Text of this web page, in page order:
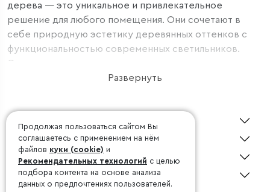
дерева — это уникальное и привлекательное
решение для любого помещения. Они сочетают в
себе природную эстетику деревянных оттенков с
функциональностью современных светильников.
Одним из главных преимуществ таких светильников
является их натуральный вид. Арматура цвета
теплоту и уют, создавая атмосферу комфорта в
помещении. Этот оттенок дерева добавляет
интерьеру нотку природной красоты. Также
светильники обладают высокой функциональностью.
Они обеспечивают равномерное и приятное
освещение, создавая комфортную обстановку как
Развернуть
Покупателю
Дизайнерам
Консультация 24/7
Продолжая пользоваться сайтом Вы
соглашаетесь с применением на нём
файлов куки (cookie) и
Рекомендательных технологий с целью
подбора контента на основе анализа
данных о предпочтениях пользователей.